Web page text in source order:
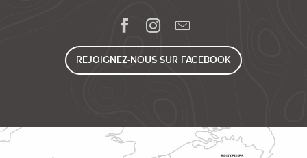
REJOIGNEZ-NOUS SUR FACEBOOK